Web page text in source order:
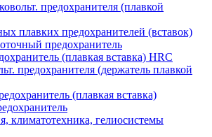
предохранителя (плавкой
плавких предохранителей (вставок)
предохранитель
(плавкая вставка) HRC
предохранителя (держатель плавкой
(плавкая вставка)
климатотехника, гелиосистемы